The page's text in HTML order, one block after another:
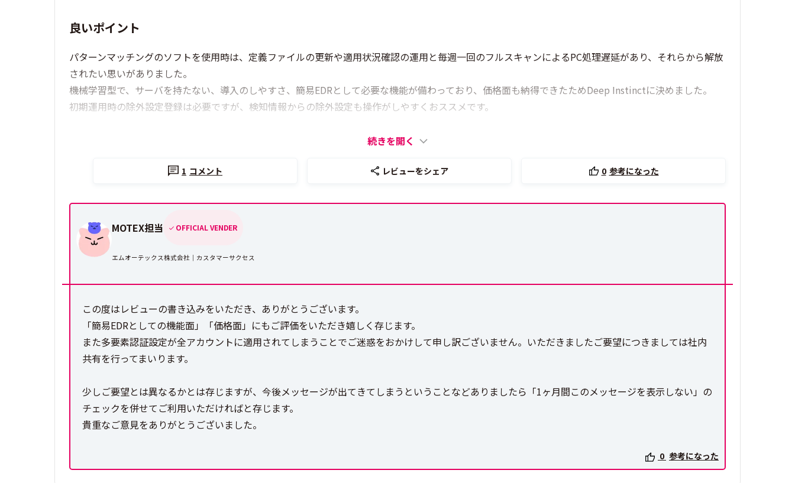
良いポイント
パターンマッチングのソフトを使用時は、定義ファイルの更新や適用状況確認の運用と毎週一回のフルスキャンによるPC処理遅延があり、それらから解放
されたい思いがありました。
機械学習型で、サーバを持たない、導入のしやすさ、簡易EDRとして必要な機能が備わっており、価格面も納得できたためDeep Instinctに決めました。
初期運用時の除外設定登録は必要ですが、検知情報からの除外設定も操作がしやすくおススメです。
続きを開く
1 コメント レビューをシェア 0 参考になった
MOTEX担当 OFFICIAL VENDER
エムオーテックス株式会社｜カスタマーサクセス
この度はレビューの書き込みをいただき、ありがとうございます。​
「簡易EDRとしての機能面」「価格面」にもご評価をいただき嬉しく存じます。
また多要素認証設定が全アカウントに適用されてしまうことでご迷惑をおかけして申し訳ございません。いただきましたご要望につきましては社内
共有を行ってまいります。
少しご要望とは異なるかとは存じますが、今後メッセージが出てきてしまうということなどありましたら「1ヶ月間このメッセージを表示しない」の
チェックを併せてご利用いただければと存じます。
貴重なご意見をありがとうございました。
0 参考になった